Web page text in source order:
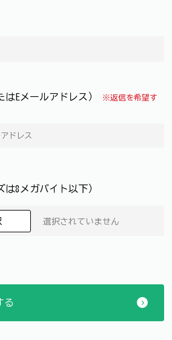
はEメールアドレス）
※返信を希望す
8メガバイト以下）
選択されていません